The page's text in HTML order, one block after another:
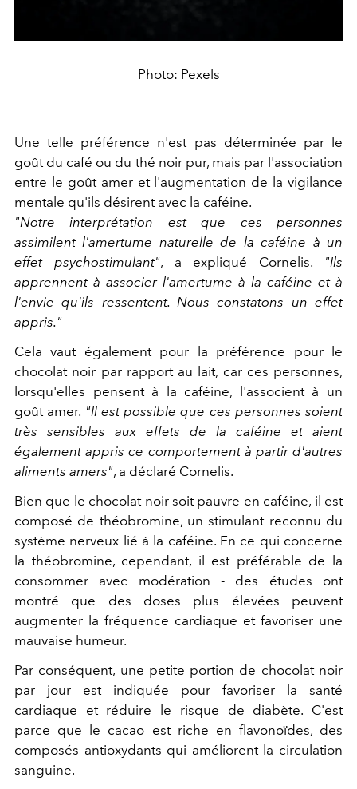
Photo: Pexels
Une telle préférence n'est pas déterminée par le
goût du café ou du thé noir pur, mais par l'association
entre le goût amer et l'augmentation de la vigilance
mentale qu'ils désirent avec la caféine.
"Notre interprétation est que ces personnes
assimilent l'amertume naturelle de la caféine à un
effet psychostimulant", a expliqué Cornelis. "Ils
apprennent à associer l'amertume à la caféine et à
l'envie qu'ils ressentent. Nous constatons un effet
appris."
Cela vaut également pour la préférence pour le
chocolat noir par rapport au lait, car ces personnes,
lorsqu'elles pensent à la caféine, l'associent à un
goût amer. "Il est possible que ces personnes soient
très sensibles aux effets de la caféine et aient
également appris ce comportement à partir d'autres
aliments amers", a déclaré Cornelis.
Bien que le chocolat noir soit pauvre en caféine, il est
composé de théobromine, un stimulant reconnu du
système nerveux lié à la caféine. En ce qui concerne
la théobromine, cependant, il est préférable de la
consommer avec modération - des études ont
montré que
des doses plus élevées peuvent
augmenter la fréquence cardiaque et favoriser une
mauvaise humeur.
Par conséquent, une petite portion de chocolat noir
par jour est indiquée pour favoriser la santé
cardiaque et réduire le risque de diabète. C'est
parce que le cacao est riche en flavonoïdes,des
composés antioxydants qui améliorent la circulation
sanguine.